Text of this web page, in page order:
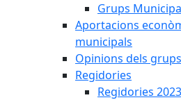
Grups
Aportacions
municipals
Opinions dels
Regidories
Regidories